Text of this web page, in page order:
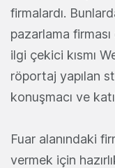
firmalardı.
pazarlama
ilgi çekici kısmı
röportaj yapılan
konuşmacı ve
Fuar alanındaki
vermek için